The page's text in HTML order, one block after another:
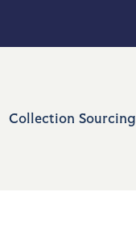
Collection Sourcing
Collection Sourcing